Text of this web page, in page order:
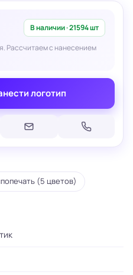
В наличии · 21594 шт
Рассчитаем с нанесением
логотип
(5 цветов)